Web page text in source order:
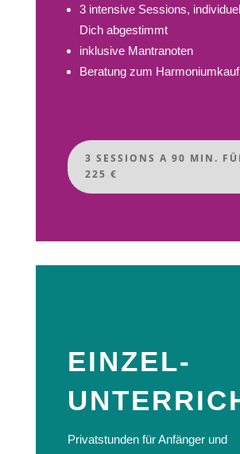
3 intensive Sessions,
Dich abgestimmt
inklusive Mantranoten
Beratung zum Harmoniumkauf
3 SESSIONS A 90 MIN.
225 €
EINZEL-
Privatstunden für Anfänger und